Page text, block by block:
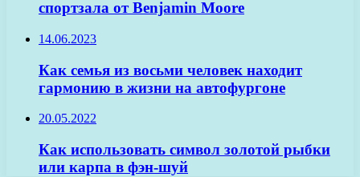
спортзала от Benjamin Moore
14.06.2023
Как семья из восьми человек находит
гармонию в жизни на автофургоне
20.05.2022
Как использовать символ золотой рыбки
или карпа в фэн-шуй